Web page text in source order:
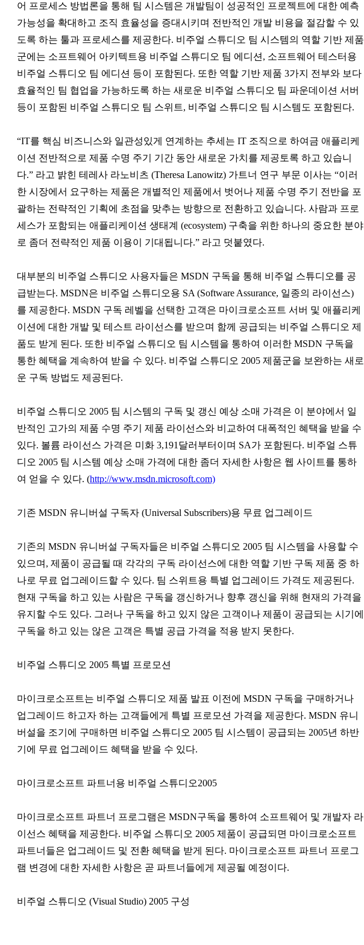
어 프로세스 방법론을 통해 팀 시스템은 개발팀이 성공적인 프로젝트에 대한 예측
가능성을 확대하고 조직 효율성을 증대시키며 전반적인 개발 비용을 절감할 수 있
도록 하는 툴과 프로세스를 제공한다. 비주얼 스튜디오 팀 시스템의 역할 기반 제품
군에는 소프트웨어 아키텍트용 비주얼 스튜디오 팀 에디션, 소프트웨어 테스터용
비주얼 스튜디오 팀 에디션 등이 포함된다. 또한 역할 기반 제품 3가지 전부와 보다
효율적인 팀 협업을 가능하도록 하는 새로운 비주얼 스튜디오 팀 파운데이션 서버
등이 포함된 비주얼 스튜디오 팀 스위트, 비주얼 스튜디오 팀 시스템도 포함된다.
“IT를 핵심 비즈니스와 일관성있게 연계하는 추세는 IT 조직으로 하여금 애플리케
이션 전반적으로 제품 수명 주기 기간 동안 새로운 가치를 제공토록 하고 있습니
다.” 라고 밝힌 테레사 라노비츠 (Theresa Lanowitz) 가트너 연구 부문 이사는 “이러
한 시장에서 요구하는 제품은 개별적인 제품에서 벗어나 제품 수명 주기 전반을 포
괄하는 전략적인 기획에 초점을 맞추는 방향으로 전환하고 있습니다. 사람과 프로
세스가 포함되는 애플리케이션 생태계 (ecosystem) 구축을 위한 하나의 중요한 분야
로 좀더 전략적인 제품 이용이 기대됩니다.” 라고 덧붙였다.
대부분의 비주얼 스튜디오 사용자들은 MSDN 구독을 통해 비주얼 스튜디오를 공
급받는다. MSDN은 비주얼 스튜디오용 SA (Software Assurance, 일종의 라이선스)
를 제공한다. MSDN 구독 레벨을 선택한 고객은 마이크로소프트 서버 및 애플리케
이션에 대한 개발 및 테스트 라이선스를 받으며 함께 공급되는 비주얼 스튜디오 제
품도 받게 된다. 또한 비주얼 스튜디오 팀 시스템을 통하여 이러한 MSDN 구독을
통한 혜택을 계속하여 받을 수 있다. 비주얼 스튜디오 2005 제품군을 보완하는 새로
운 구독 방법도 제공된다.
비주얼 스튜디오 2005 팀 시스템의 구독 및 갱신 예상 소매 가격은 이 분야에서 일
반적인 고가의 제품 수명 주기 제품 라이선스와 비교하여 대폭적인 혜택을 받을 수
있다. 볼륨 라이선스 가격은 미화 3,191달러부터이며 SA가 포함된다. 비주얼 스튜
디오 2005 팀 시스템 예상 소매 가격에 대한 좀더 자세한 사항은 웹 사이트를 통하
여 얻을 수 있다. (http://www.msdn.microsoft.com)
기존 MSDN 유니버설 구독자 (Universal Subscribers)용 무료 업그레이드
기존의 MSDN 유니버설 구독자들은 비주얼 스튜디오 2005 팀 시스템을 사용할 수
있으며, 제품이 공급될 때 각각의 구독 라이선스에 대한 역할 기반 구독 제품 중 하
나로 무료 업그레이드할 수 있다. 팀 스위트용 특별 업그레이드 가격도 제공된다.
현재 구독을 하고 있는 사람은 구독을 갱신하거나 향후 갱신을 위해 현재의 가격을
유지할 수도 있다. 그러나 구독을 하고 있지 않은 고객이나 제품이 공급되는 시기에
구독을 하고 있는 않은 고객은 특별 공급 가격을 적용 받지 못한다.
비주얼 스튜디오 2005 특별 프로모션
마이크로소프트는 비주얼 스튜디오 제품 발표 이전에 MSDN 구독을 구매하거나
업그레이드 하고자 하는 고객들에게 특별 프로모션 가격을 제공한다. MSDN 유니
버설을 조기에 구매하면 비주얼 스튜디오 2005 팀 시스템이 공급되는 2005년 하반
기에 무료 업그레이드 혜택을 받을 수 있다.
마이크로소프트 파트너용 비주얼 스튜디오2005
마이크로소프트 파트너 프로그램은 MSDN구독을 통하여 소프트웨어 및 개발자 라
이선스 혜택을 제공한다. 비주얼 스튜디오 2005 제품이 공급되면 마이크로소프트
파트너들은 업그레이드 및 전환 혜택을 받게 된다. 마이크로소프트 파트너 프로그
램 변경에 대한 자세한 사항은 곧 파트너들에게 제공될 예정이다.
비주얼 스튜디오 (Visual Studio) 2005 구성